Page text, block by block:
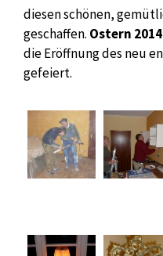
diesen schönen,
geschaffen. Ostern 2014
die Eröffnung des neu
gefeiert.